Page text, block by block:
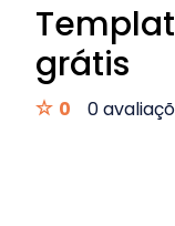
grátis
0 0